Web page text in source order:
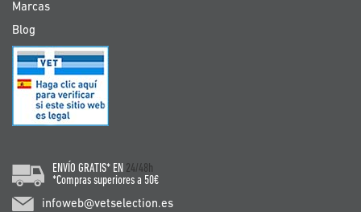
Marcas
Blog
ENVÍO GRATIS* EN 24/48h
*Compras superiores a 50€
infoweb@vetselection.es